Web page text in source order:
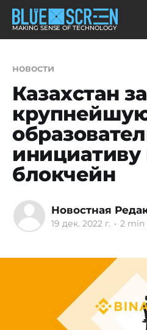
MAKING SENSE OF TECHNOLOGY
новости
Казахстан
инициативу
блокчейн
Новостная
19 дек. 2022 г. • 2 min